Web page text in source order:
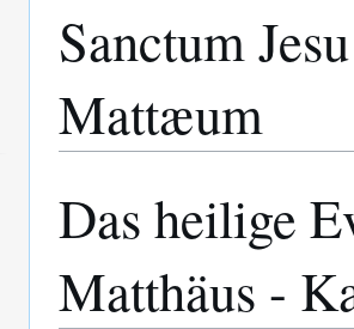
Navigation
Suche
Sanctum
Mattæum
Das heilige
Matthäus -